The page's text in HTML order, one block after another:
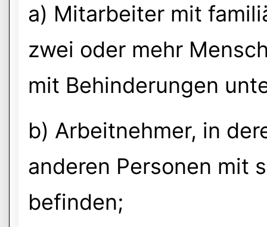
a) Mitarbeiter mit
zwei oder mehr
mit Behinderungen
b) Arbeitnehmer, in
anderen Personen mit
befinden;